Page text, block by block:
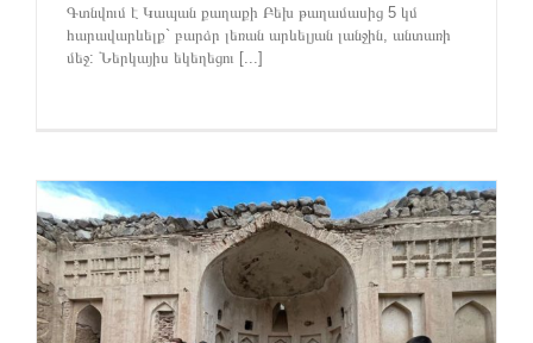
Գտնվում է Կապան քաղաքի Բեխ թաղամասից 5 կմ
հարավարևելք` բարձր լեռան արևելյան լանջին, անտառի
մեջ: Ներկայիս եկեղեցու [...]